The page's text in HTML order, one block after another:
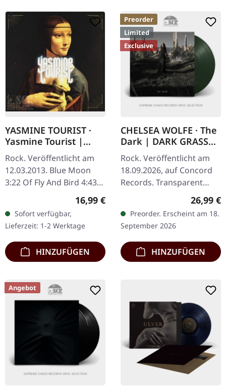
YASMINE TOURIST ·
Yasmine Tourist |
DIGI
Rock. Veröffentlicht am
12.03.2013. Blue Moon
3:22 Of Fly And Bird 4:43
Down Down 4:03 Dollar
Sin York 4:01 Faintheart
5:23 Neon Coloured 5:50
Give…
Regulärer Preis:
16,99 €
Sofort verfügbar,
Lieferzeit: 1-2 Werktage
HINZUFÜGEN
Preorder
Limited
Exclusive
CHELSEA WOLFE · The
Dark | DARK GRASS
GREEN LP
Rock. Veröffentlicht am
18.09.2026, auf Concord
Records. Transparent
dunkel grasgrünes Vinyl
im Standard-Cover.
Limitierte Indie-Exklusive
Auflage.…
26,99 €
Preorder. Erscheint am 18.
September 2026
HINZUFÜGEN
Angebot